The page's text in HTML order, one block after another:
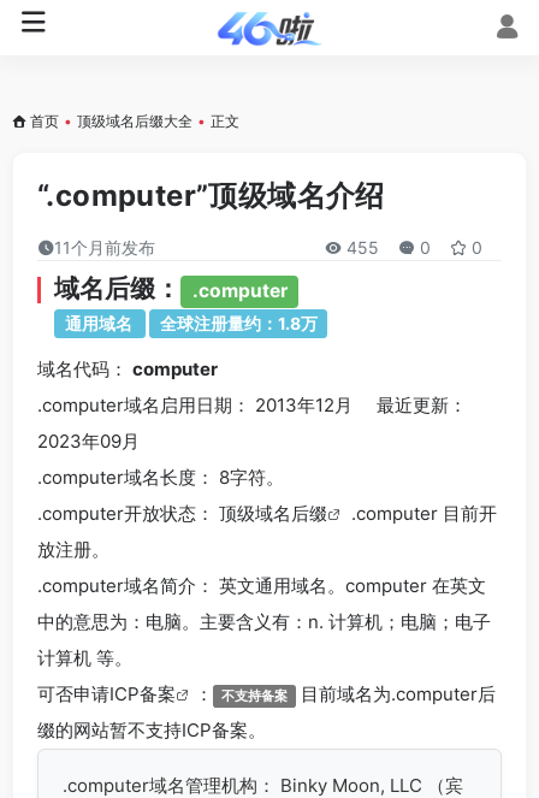
首页 • 顶级域名后缀大全 • 正文
“.computer”顶级域名介绍
11个月前发布 455 0 0
域名后缀： .computer
通用域名 全球注册量约：1.8万
域名代码： computer
.computer域名 启用日期： 2013年12月 最近更新：
2023年09月
.computer域名长度： 8字符。
.computer开放状态： 顶级域名后缀
.computer 目前开
放注册。
.computer域名简介： 英文通用域名。computer 在英文
中的意思为：电脑。主要含义有：n. 计算机；电脑；电子
计算机 等。
可否申请ICP备案 ： 不支持备案 目前域名为.computer后
缀的网站暂不支持ICP备案。
.computer域名管理机构： Binky Moon, LLC （宾